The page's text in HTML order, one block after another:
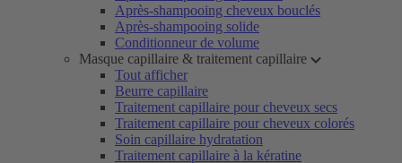
Après-shampooing cheveux bouclés
Après-shampooing solide
Conditionneur de volume
Masque capillaire & traitement capillaire
Tout afficher
Beurre capillaire
Traitement capillaire pour cheveux secs
Traitement capillaire pour cheveux colorés
Soin capillaire hydratation
Traitement capillaire à la kératine